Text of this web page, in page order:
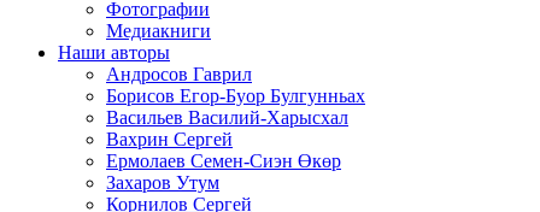
Фотографии
Медиакниги
Наши авторы
Андросов Гаврил
Борисов Егор-Буор Булгунньах
Васильев Василий-Харысхал
Вахрин Сергей
Ермолаев Семен-Сиэн Өкөр
Захаров Утум
Корнилов Сергей